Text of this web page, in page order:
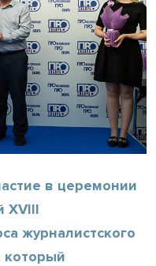
в церемонии
XVIII
журналистского
который